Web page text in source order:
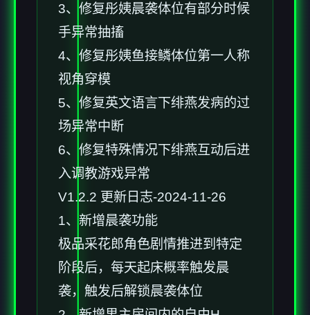
3、修复彤姨晨袭体位有部分时候
手异常抽搐
4、修复彤姨鱼接鳞体位第一人称
视角穿模
5、修复英文语言下绯燕发病的过
场异常中断
6、修复特殊情况下绯燕互动后进
入调教游戏异常
V1.2.2 更新日志-2024-11-26
1、新增晨袭功能
极品采花郎角色剧情推进到特定
阶段后，每天起床概率触发晨
袭，触发后解锁晨袭体位